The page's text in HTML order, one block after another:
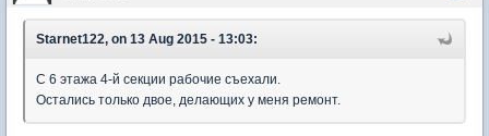
Starnet122, on 13 Aug 2015 - 13:03:
С 6 этажа 4-й секции рабочие съехали.
Остались только двое, делающих у меня ремонт.